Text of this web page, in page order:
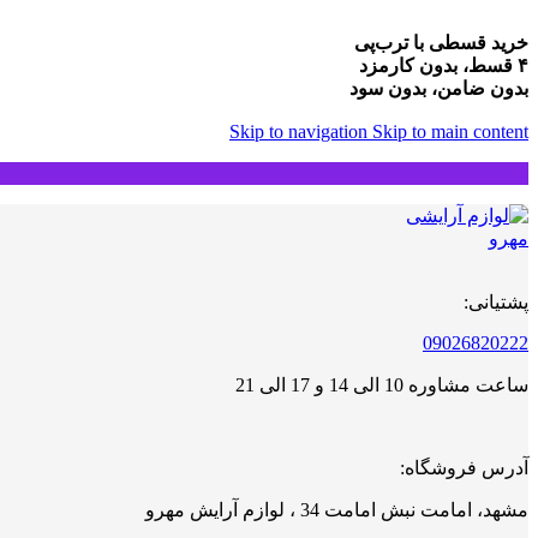
خرید قسطی با ترب‌پی
۴ قسط، بدون کارمزد
بدون ضامن، بدون سود
Skip to navigation Skip to main content
پشتیانی:
09026820222
ساعت مشاوره 10 الی 14 و 17 الی 21
آدرس فروشگاه:
مشهد، امامت نبش امامت 34 ، لوازم آرایش مهرو